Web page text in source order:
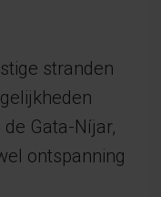
stranden
Gata-Níjar,
ontspanning